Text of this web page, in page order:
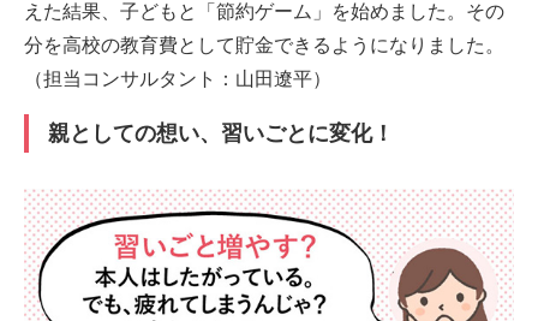
えた結果、子どもと「節約ゲーム」を始めました。その
分を高校の教育費として貯金できるようになりました。
（担当コンサルタント：山田遼平）
親としての想い、習いごとに変化！